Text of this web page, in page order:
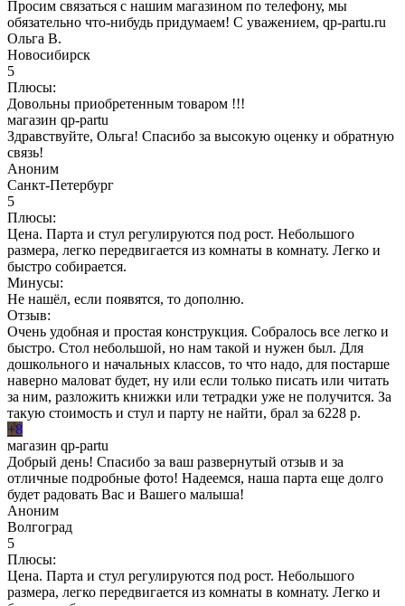
Просим связаться с нашим магазином по телефону, мы
обязательно что-нибудь придумаем! С уважением, qp-partu.ru
Ольга В.
Новосибирск
5
Плюсы:
Довольны приобретенным товаром !!!
магазин qp-partu
Здравствуйте, Ольга! Спасибо за высокую оценку и обратную
связь!
Аноним
Санкт-Петербург
5
Плюсы:
Цена. Парта и стул регулируются под рост. Небольшого
размера, легко передвигается из комнаты в комнату. Легко и
быстро собирается.
Минусы:
Не нашёл, если появятся, то дополню.
Отзыв:
Очень удобная и простая конструкция. Собралось все легко и
быстро. Стол небольшой, но нам такой и нужен был. Для
дошкольного и начальных классов, то что надо, для постарше
наверно маловат будет, ну или если только писать или читать
за ним, разложить книжки или тетрадки уже не получится. За
такую стоимость и стул и парту не найти, брал за 6228 р.
+8
магазин qp-partu
Добрый день! Спасибо за ваш развернутый отзыв и за
отличные подробные фото! Надеемся, наша парта еще долго
будет радовать Вас и Вашего малыша!
Аноним
Волгоград
5
Плюсы:
Цена. Парта и стул регулируются под рост. Небольшого
размера, легко передвигается из комнаты в комнату. Легко и